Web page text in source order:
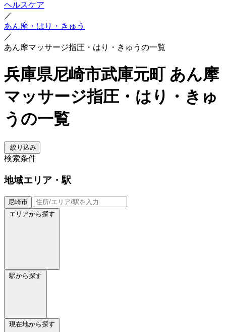
ヘルスケア
／
あん摩・はり・きゅう
／
あん摩マッサージ指圧・はり・きゅうの一覧
兵庫県尼崎市武庫元町 あん摩
マッサージ指圧・はり・きゅ
うの一覧
絞り込み
検索条件
地域エリア・駅
尼崎市
エリアから探す
駅から探す
現在地から探す